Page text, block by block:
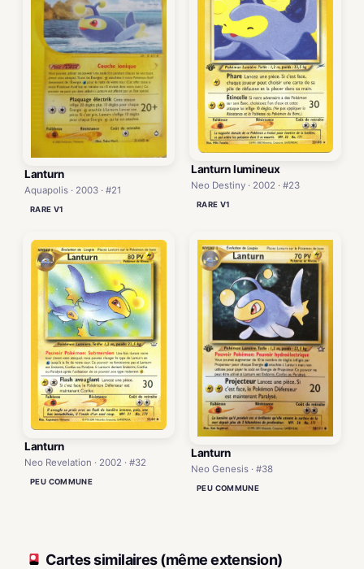
Lanturn
Aquapolis · 2003 · #21
RARE V1
Lanturn lumineux
Neo Destiny · 2002 · #23
RARE V1
Lanturn
Neo Revelation · 2002 · #32
PEU COMMUNE
Lanturn
Neo Genesis · #38
PEU COMMUNE
Cartes similaires (même extension)